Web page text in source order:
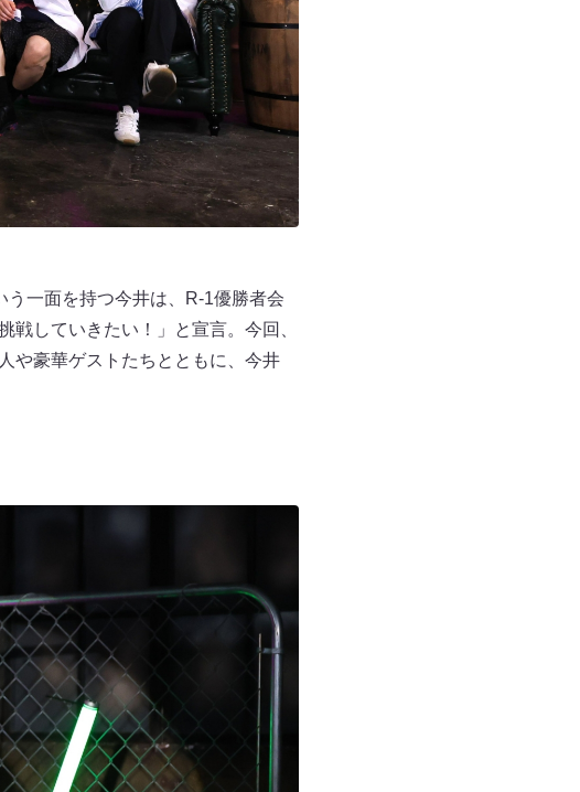
う一面を持つ今井は、R-1優勝者会
していきたい！」と宣言。今回、
や豪華ゲストたちとともに、今井